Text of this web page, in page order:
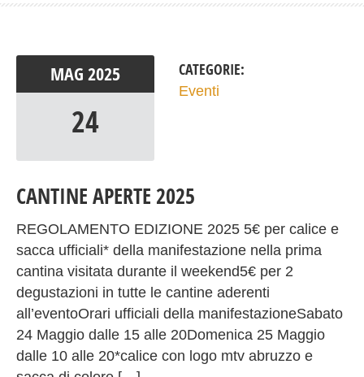
MAG 2025
24
CATEGORIE:
Eventi
CANTINE APERTE 2025
REGOLAMENTO EDIZIONE 2025 5€ per calice e
sacca ufficiali* della manifestazione nella prima
cantina visitata durante il weekend5€ per 2
degustazioni in tutte le cantine aderenti
all’eventoOrari ufficiali della manifestazioneSabato
24 Maggio dalle 15 alle 20Domenica 25 Maggio
dalle 10 alle 20*calice con logo mtv abruzzo e